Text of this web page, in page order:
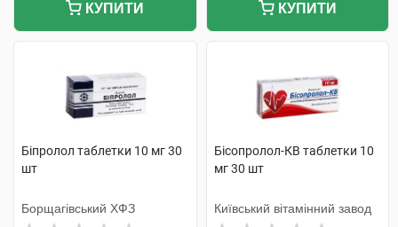
КУПИТИ КУПИТИ
Біпролол таблетки 10 мг 30
шт
Борщагівський ХФЗ
Бісопролол-КВ таблетки 10
мг 30 шт
Київський вітамінний завод